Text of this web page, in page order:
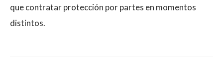
que contratar protección por partes en momentos
distintos.